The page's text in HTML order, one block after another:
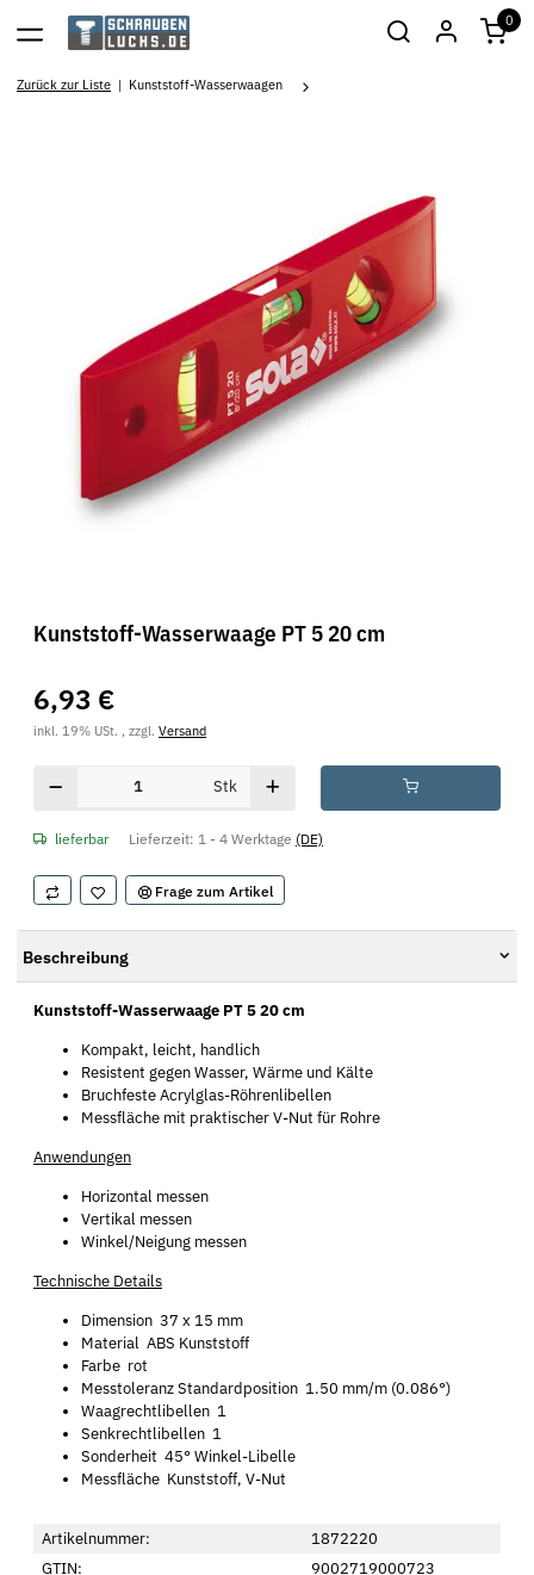
0
Zurück zur Liste Kunststoff-Wasserwaagen
Kunststoff-Wasserwaage PT 5 20 cm
6,93 €
inkl. 19% USt. , zzgl. Versand
Stk
lieferbar Lieferzeit: 1 - 4 Werktage (DE)
Frage zum Artikel
Beschreibung
Kunststoff-Wasserwaage PT 5 20 cm
Kompakt, leicht, handlich
Resistent gegen Wasser, Wärme und Kälte
Bruchfeste Acrylglas-Röhrenlibellen
Messfläche mit praktischer V-Nut für Rohre
Anwendungen
Horizontal messen
Vertikal messen
Winkel/Neigung messen
Technische Details
Dimension 37 x 15 mm
Material ABS Kunststoff
Farbe rot
Messtoleranz Standardposition 1.50 mm/m (0.086°)
Waagrechtlibellen 1
Senkrechtlibellen 1
Sonderheit 45° Winkel-Libelle
Messfläche Kunststoff, V-Nut
Artikelnummer:
1872220
GTIN:
9002719000723